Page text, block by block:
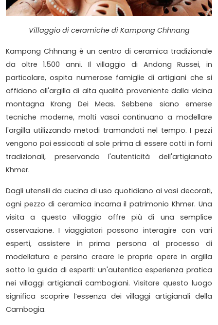
Villaggio di ceramiche di Kampong Chhnang
Kampong Chhnang è un centro di ceramica tradizionale
da oltre 1.500 anni. Il villaggio di Andong Russei, in
particolare, ospita numerose famiglie di artigiani che si
affidano all'argilla di alta qualità proveniente dalla vicina
montagna Krang Dei Meas. Sebbene siano emerse
tecniche moderne, molti vasai continuano a modellare
l'argilla utilizzando metodi tramandati nel tempo. I pezzi
vengono poi essiccati al sole prima di essere cotti in forni
tradizionali, preservando l'autenticità dell'artigianato
Khmer.
Dagli utensili da cucina di uso quotidiano ai vasi decorati,
ogni pezzo di ceramica incarna il patrimonio Khmer. Una
visita a questo villaggio offre più di una semplice
osservazione. I viaggiatori possono interagire con vari
esperti, assistere in prima persona al processo di
modellatura e persino creare le proprie opere in argilla
sotto la guida di esperti: un'autentica esperienza pratica
nei villaggi artigianali cambogiani. Visitare questo luogo
significa scoprire l’essenza dei villaggi artigianali della
Cambogia.